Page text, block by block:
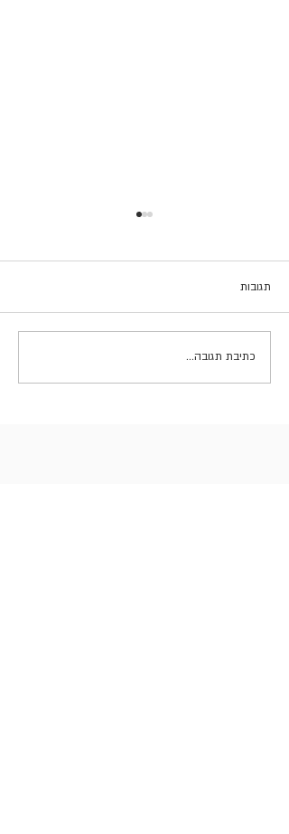
בטיחות בדרכים - גם לכלבים
תגובות
כתיבת תגובה...